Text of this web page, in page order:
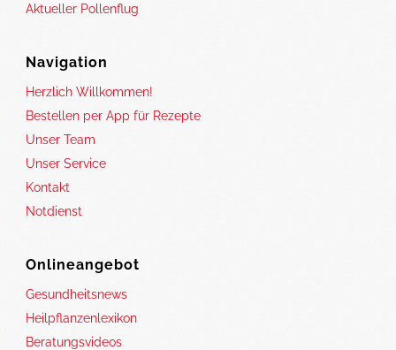
Aktueller Pollenflug
Navigation
Herzlich Willkommen!
Bestellen per App für Rezepte
Unser Team
Unser Service
Kontakt
Notdienst
Onlineangebot
Gesundheitsnews
Heilpflanzenlexikon
Beratungsvideos